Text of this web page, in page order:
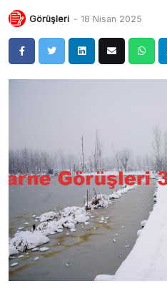
Görüşleri - 18 Nisan 2025